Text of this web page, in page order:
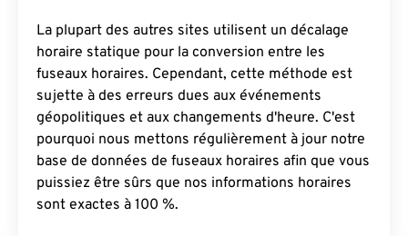
La plupart des autres sites utilisent un décalage
horaire statique pour la conversion entre les
fuseaux horaires. Cependant, cette méthode est
sujette à des erreurs dues aux événements
géopolitiques et aux changements d'heure. C'est
pourquoi nous mettons régulièrement à jour notre
base de données de fuseaux horaires afin que vous
puissiez être sûrs que nos informations horaires
sont exactes à 100 %.